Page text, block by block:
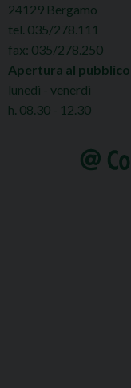
24129 Bergamo
tel. 035/278.111
fax: 035/278.250
Apertura al pubblico
lunedì - venerdì
h. 08.30 - 12.30